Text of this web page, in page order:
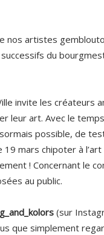
nos artistes
du
invite les créateurs
leur art. Avec le
possible, de
mars chipoter à
! Concernant le
au public.
(sur
que simplement